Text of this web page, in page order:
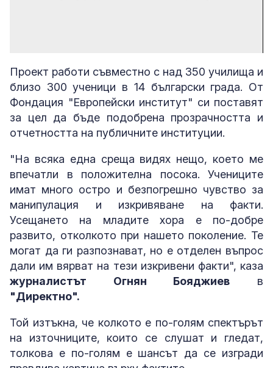
Проект работи съвместно с над 350 училища и
близо 300 ученици в 14 български града. От
Фондация "Европейски институт" си поставят
за цел да бъде подобрена прозрачността и
отчетността на публичните институции.
"На всяка една среща видях нещо, което ме
впечатли в положителна посока. Учениците
имат много остро и безпогрешно чувство за
манипулация и изкривяване на факти.
Усещането на младите хора е по-добре
развито, отколкото при нашето поколение. Те
могат да ги разпознават, но е отделен въпрос
дали им вярват на тези изкривени факти", каза
журналистът Огнян Бояджиев в
"Директно".
Той изтъкна, че колкото е по-голям спектърът
на източниците, които се слушат и гледат,
толкова е по-голям е шансът да се изгради